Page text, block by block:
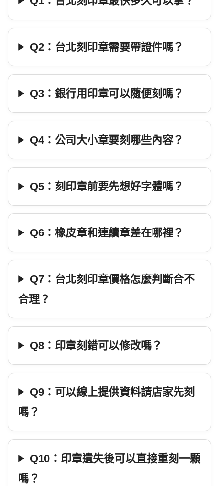
Q2：台北刻印章需要帶證件嗎？
Q3：銀行用印章可以隨便刻嗎？
Q4：公司大小章要刻哪些內容？
Q5：刻印章前要先想好字體嗎？
Q6：橡皮章和連續章差在哪裡？
Q7：台北刻印章價格怎麼判斷合不
合理？
Q8：印章刻錯可以修改嗎？
Q9：可以線上提供資料請店家先刻
嗎？
Q10：印章遺失後可以直接重刻一顆
嗎？